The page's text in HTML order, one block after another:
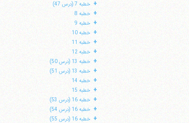
+ خطبه 7 (درس 47)
+ خطبه 8
+ خطبه 9
+ خطبه 10
+ خطبه 11
+ خطبه 12
+ خطبه 13 (درس 50)
+ خطبه 13 (درس 51)
+ خطبه 14
+ خطبه 15
+ خطبه 16 (درس 53)
+ خطبه 16 (درس 54)
+ خطبه 16 (درس 55)